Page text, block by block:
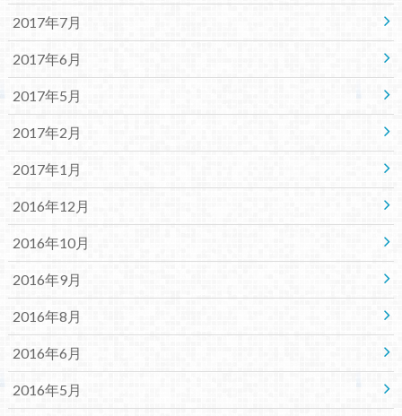
2017年7月
2017年6月
2017年5月
2017年2月
2017年1月
2016年12月
2016年10月
2016年9月
2016年8月
2016年6月
2016年5月